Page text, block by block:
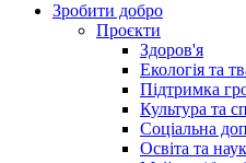
Зробити добро
Проєкти
Здоров'я
Екологія та
Підтримка
Культура та
Соціальна
Освіта та